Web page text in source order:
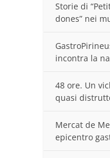
Storie di
dones” nei
incontra la
48 ore. Un
quasi
Mercat de
epicentro